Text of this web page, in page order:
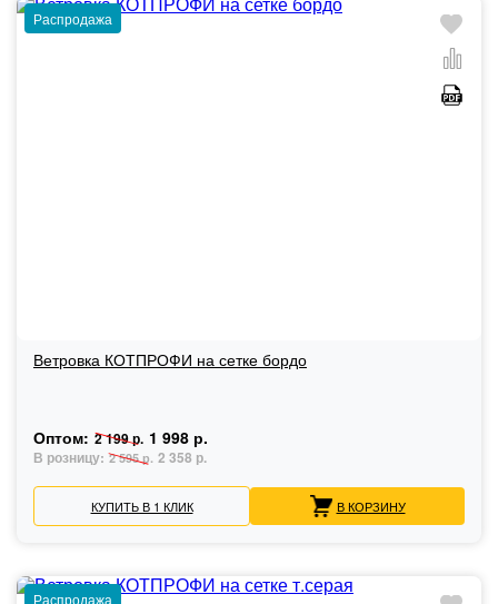
Распродажа
Ветровка КОТПРОФИ на сетке бордо
Оптом: 2 199 р. 1 998 р.
В розницу: 2 595 р. 2 358 р.
КУПИТЬ В 1 КЛИК В КОРЗИНУ
Распродажа